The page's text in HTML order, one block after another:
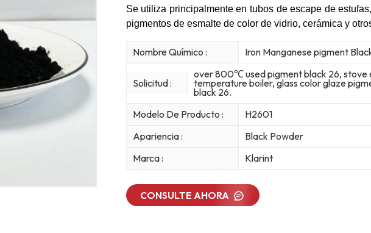
Se utiliza principalmente en tubos de escape de
pigmentos de esmalte de color de vidrio, cerámica y
Nombre Químico : Iron Manganese pigment
Solicitud :
over 800℃ used pigment black 26, stove
temperature boiler, glass color glaze
black 26.
Modelo De Producto :
H2601
Apariencia :
Black Powder
Marca :
Klarint
CONSULTE AHORA